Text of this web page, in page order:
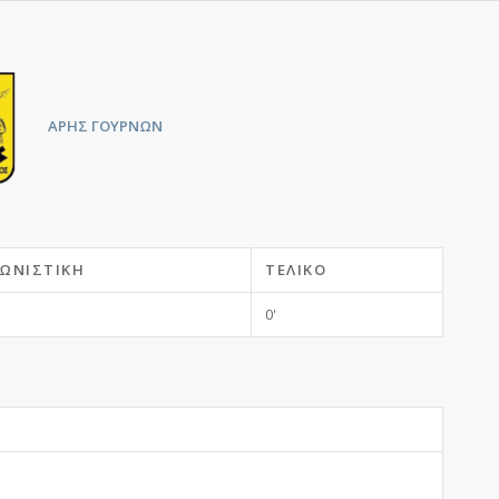
ΑΡΗΣ ΓΟΥΡΝΩΝ
ΤΕΛΙΚΌ
0'